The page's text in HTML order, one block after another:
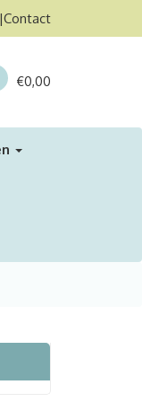
Contact
€0,00